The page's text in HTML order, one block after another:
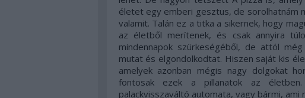
életet egy emberi gesztus, de sorolhatnám
valamit. Talán ez a titka a sikernek, hogy
az életből merítenek, és csak annyira
mindennapok szürkeségéből, de attól
mutat és elgondolkodtat. Hiszen saját kis
amelyek azonban mégis nagy dolgokat
fontosak ezek a pillanatok az
palackvisszaváltó automata, vagy bármi,